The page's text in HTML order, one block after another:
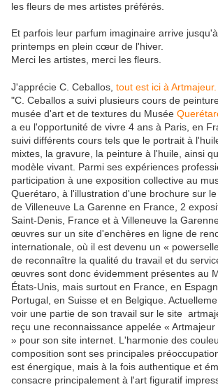
les fleurs de mes artistes préférés.
Et parfois leur parfum imaginaire arrive
printemps en plein cœur de l'hiver.
Merci les artistes, merci les fleurs.
J'apprécie C. Ceballos, tout est ici à Artmajeur.
"C. Ceballos a suivi plusieurs cours de
musée d'art et de textures du Musée
a eu l'opportunité de vivre 4 ans à Paris, en
suivi différents cours tels que le portrait à
mixtes, la gravure, la peinture à l'huile, ainsi
modèle vivant. Parmi ses expériences
participation à une exposition collective au
Querétaro, à l'illustration d'une brochure sur
de Villeneuve La Garenne en France, 2
Saint-Denis, France et à Villeneuve la
œuvres sur un site d'enchères en ligne de
internationale, où il est devenu un «
de reconnaître la qualité du travail et du
œuvres sont donc évidemment présentes au
États-Unis, mais surtout en France, en
Portugal, en Suisse et en Belgique.
voir une partie de son travail sur le site
reçu une reconnaissance appelée « Artmajeur
» pour son site internet. L'harmonie des
composition sont ses principales
est énergique, mais à la fois authentique et
consacre principalement à l'art figuratif